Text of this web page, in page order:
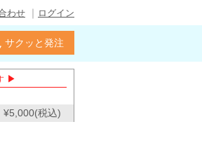
わせ ログイン
サクッと発注
▶
¥5,000(税込)